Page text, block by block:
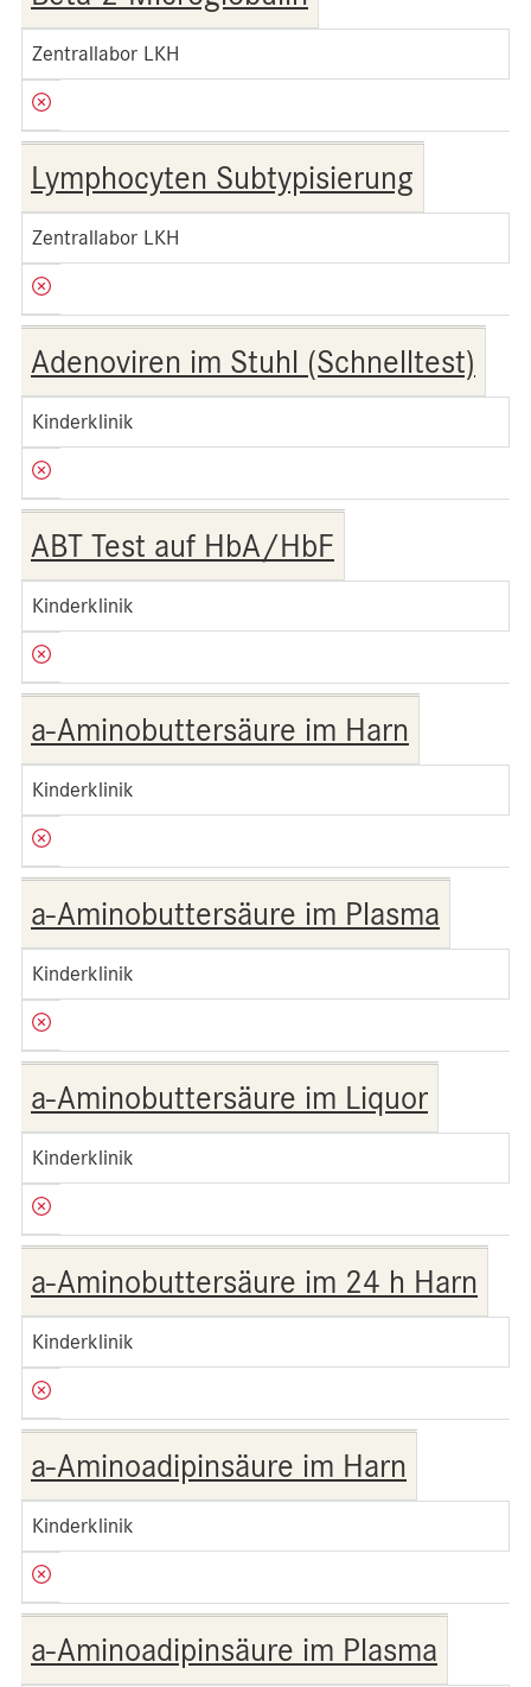
Zentrallabor LKH
Lymphocyten Subtypisierung
Zentrallabor LKH
Adenoviren im Stuhl (Schnelltest)
Kinderklinik
ABT Test auf HbA/HbF
Kinderklinik
a-Aminobuttersäure im Harn
Kinderklinik
a-Aminobuttersäure im Plasma
Kinderklinik
a-Aminobuttersäure im Liquor
Kinderklinik
a-Aminobuttersäure im 24 h Harn
Kinderklinik
a-Aminoadipinsäure im Harn
Kinderklinik
a-Aminoadipinsäure im Plasma